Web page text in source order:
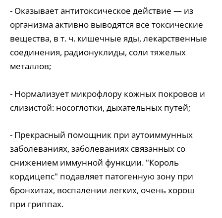
- Оказывает антитоксическое действие ― из
организма активно выводятся все токсические
вещества, в т. ч. кишечные яды, лекарственные
соединения, радионуклиды, соли тяжелых
металлов;
- Нормализует микрофлору кожных покровов и
слизистой: носоглотки, дыхательных путей;
- Прекрасный помощник при аутоиммунных
заболеваниях, заболеваниях связанных со
снижением иммунной функции. "Король
кордицепс" подавляет патогенную зону при
бронхитах, воспалении легких, очень хорош
при гриппах.